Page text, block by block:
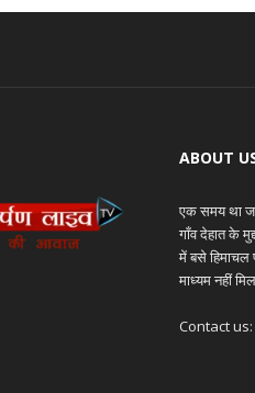
ABOUT
एक समय था
गाँव देहात के
में बसे
माध्यम नहीं
Contact us: